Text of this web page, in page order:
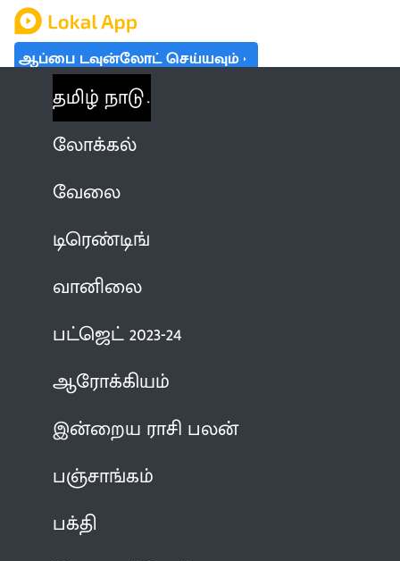
ஆப்பை டவுன்லோட் செய்யவும்
தமிழ் நாடு
லோக்கல்
வேலை
டிரெண்டிங்
வானிலை
பட்ஜெட் 2023-24
ஆரோக்கியம்
இன்றைய ராசி பலன்
பஞ்சாங்கம்
பக்தி